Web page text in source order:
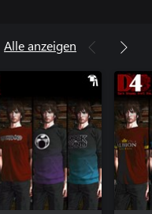
Alle anzeigen